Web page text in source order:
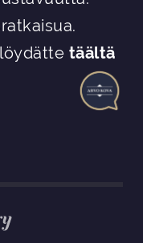
täältä